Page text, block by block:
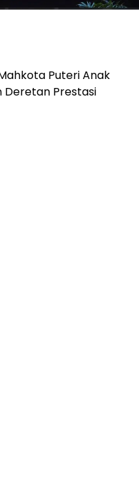
Puteri Anak
Deretan Prestasi